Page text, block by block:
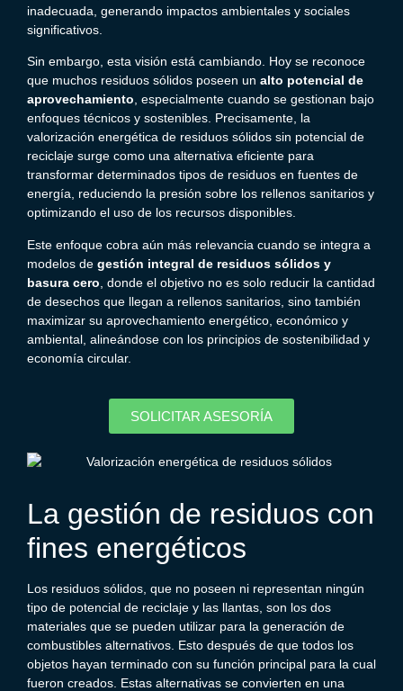
inadecuada, generando impactos ambientales y sociales
significativos.
Sin embargo, esta visión está cambiando. Hoy se reconoce
que muchos residuos sólidos poseen un alto potencial de
aprovechamiento, especialmente cuando se gestionan bajo
enfoques técnicos y sostenibles. Precisamente, la
valorización energética de residuos sólidos sin potencial de
reciclaje surge como una alternativa eficiente para
transformar determinados tipos de residuos en fuentes de
energía, reduciendo la presión sobre los rellenos sanitarios y
optimizando el uso de los recursos disponibles.
Este enfoque cobra aún más relevancia cuando se integra a
modelos de gestión integral de residuos sólidos y
basura cero , donde el objetivo no es solo reducir la cantidad
de desechos que llegan a rellenos sanitarios, sino también
maximizar su aprovechamiento energético, económico y
ambiental, alineándose con los principios de sostenibilidad y
economía circular.
SOLICITAR ASESORÍA
La gestión de residuos con
fines energéticos
Los residuos sólidos, que no poseen ni representan ningún
tipo de potencial de reciclaje y las llantas, son los dos
materiales que se pueden utilizar para la generación de
combustibles alternativos. Esto después de que todos los
objetos hayan terminado con su función principal para la cual
fueron creados. Estas alternativas se convierten en una